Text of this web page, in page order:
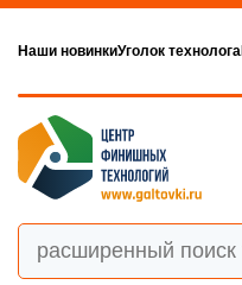
Наши новинкиУголок технолога